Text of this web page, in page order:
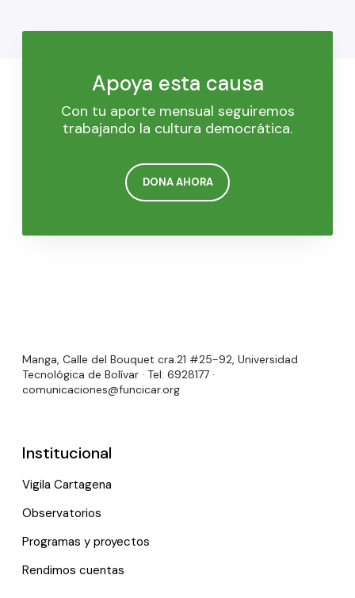
Apoya esta causa
Con tu aporte mensual seguiremos
trabajando la cultura democrática.
DONA AHORA
Manga, Calle del Bouquet cra.21 #25-92, Universidad
Tecnológica de Bolívar · Tel: 6928177 ·
comunicaciones@funcicar.org
Institucional
Vigila Cartagena
Observatorios
Programas y proyectos
Rendimos cuentas